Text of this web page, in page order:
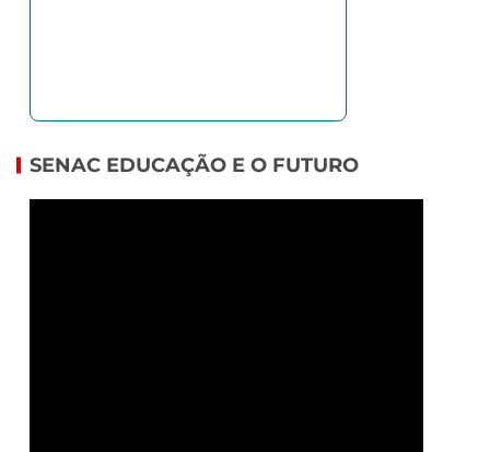
SENAC EDUCAÇÃO E O FUTURO